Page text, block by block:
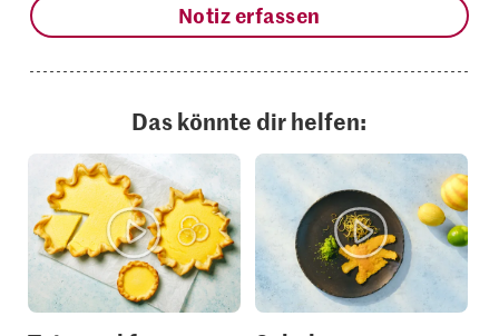
Notiz erfassen
Das könnte dir helfen: